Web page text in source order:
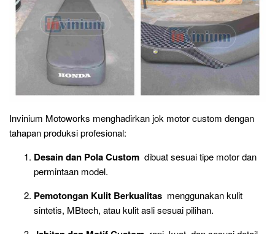
Invinium Motoworks menghadirkan jok motor custom dengan
tahapan produksi profesional:
Desain dan Pola Custom dibuat sesuai tipe motor dan
permintaan model.
Pemotongan Kulit Berkualitas menggunakan kulit
sintetis, MBtech, atau kulit asli sesuai pilihan.